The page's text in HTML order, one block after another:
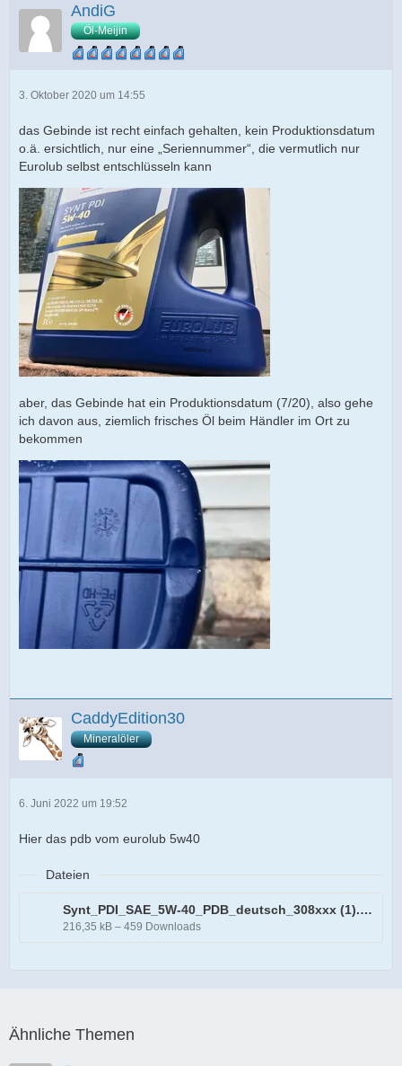
AndiG
Öl-Meijin
3. Oktober 2020 um 14:55
das Gebinde ist recht einfach gehalten, kein Produktionsdatum
o.ä. ersichtlich, nur eine „Seriennummer“, die vermutlich nur
Eurolub selbst entschlüsseln kann
aber, das Gebinde hat ein Produktionsdatum (7/20), also gehe
ich davon aus, ziemlich frisches Öl beim Händler im Ort zu
bekommen
CaddyEdition30
Mineralöler
6. Juni 2022 um 19:52
Hier das pdb vom eurolub 5w40
Dateien
Synt_PDI_SAE_5W-40_PDB_deutsch_308xxx (1).pdf
216,35 kB – 459 Downloads
Ähnliche Themen